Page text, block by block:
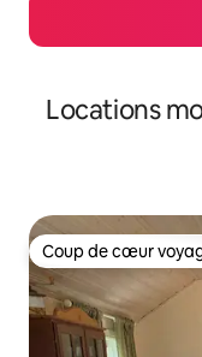
Locations
Coup de cœur
Coup de cœur